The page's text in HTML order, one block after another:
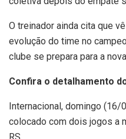
O treinador ainda cita que
evolução do time no
clube se prepara para a
Confira o detalhamento
Internacional, domingo (16/
colocado com dois jogos a
RS.